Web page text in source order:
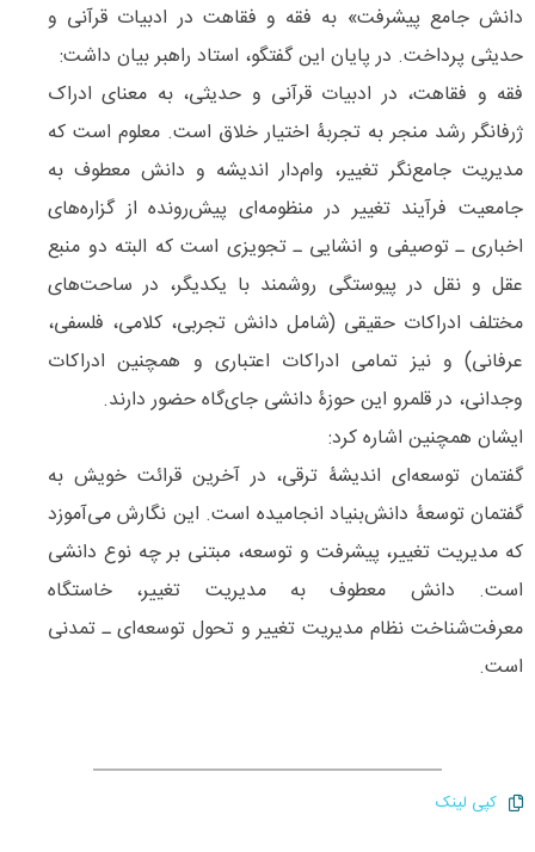
دانش جامع پیشرفت» به فقه و فقاهت در ادبیات قرآنی و
حدیثی پرداخت. در پایان این گفتگو، استاد راهبر بیان داشت:
فقه و فقاهت، در ادبیات قرآنی و حدیثی، به معنای ادراک
ژرفانگر رشد منجر به تجربۀ اختیار خلاق است. معلوم است که
مدیریت جامع‌نگر تغییر، وام‌دار اندیشه و دانش معطوف به
جامعیت فرآیند تغییر در منظومه‌ای پیش‌رونده از گزاره‌های
اخباری ـ توصیفی و انشایی ـ تجویزی است که البته دو منبع
عقل و نقل در پیوستگی روشمند با یکدیگر، در ساحت‌های
مختلف ادراکات حقیقی (شامل دانش تجربی، کلامی، فلسفی،
عرفانی) و نیز تمامی ادراکات اعتباری و همچنین ادراکات
وجدانی، در قلمرو این حوزۀ دانشی جای‌گاه حضور دارند.
ایشان همچنین اشاره کرد:
گفتمان توسعه‌ای اندیشۀ ترقی، در آخرین قرائت خویش به
گفتمان توسعۀ دانش‌بنیاد انجامیده است. این نگارش می‌آموزد
كه مدیریت تغییر، پیشرفت و توسعه، مبتنی بر چه نوع دانشی
است. دانش معطوف به مدیریت تغییر، خاستگاه
معرفت‌شناخت نظام مدیریت تغییر و تحول توسعه‌ای ـ تمدنی
است.
کپی لینک